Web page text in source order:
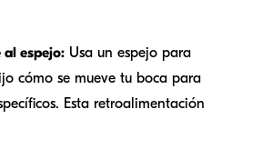
espejo: Usa un espejo para
cómo se mueve tu boca para
Esta retroalimentación